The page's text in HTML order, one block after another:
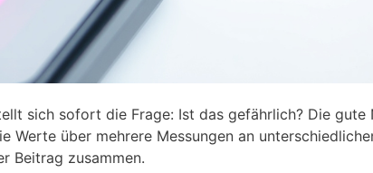
sich sofort die Frage: Ist das gefährlich? Die
Werte über mehrere Messungen an
Beitrag zusammen.